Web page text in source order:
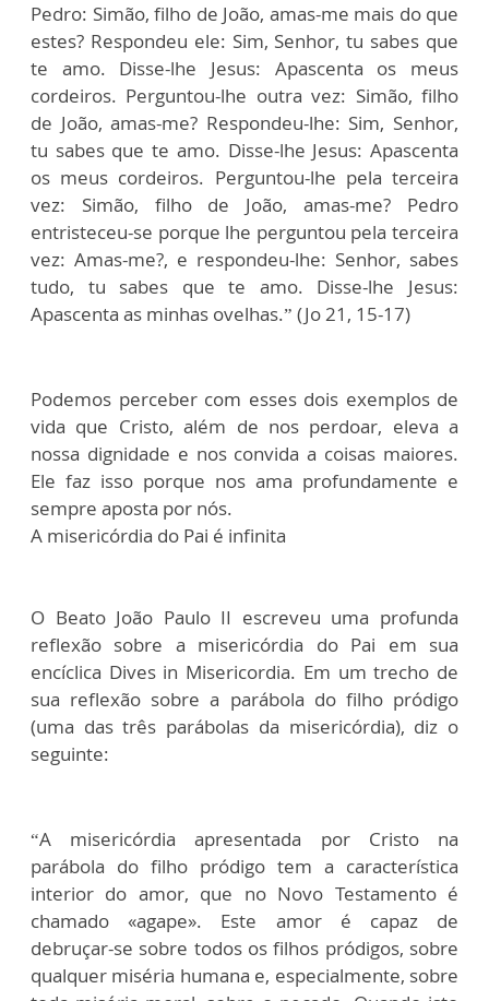
Pedro: Simão, filho de João, amas-me mais do que
estes? Respondeu ele: Sim, Senhor, tu sabes que
te amo. Disse-lhe Jesus: Apascenta os meus
cordeiros. Perguntou-lhe outra vez: Simão, filho
de João, amas-me? Respondeu-lhe: Sim, Senhor,
tu sabes que te amo. Disse-lhe Jesus: Apascenta
os meus cordeiros. Perguntou-lhe pela terceira
vez: Simão, filho de João, amas-me? Pedro
entristeceu-se porque lhe perguntou pela terceira
vez: Amas-me?, e respondeu-lhe: Senhor, sabes
tudo, tu sabes que te amo. Disse-lhe Jesus:
Apascenta as minhas ovelhas.” (Jo 21, 15-17)
Podemos perceber com esses dois exemplos de
vida que Cristo, além de nos perdoar, eleva a
nossa dignidade e nos convida a coisas maiores.
Ele faz isso porque nos ama profundamente e
sempre aposta por nós.
A misericórdia do Pai é infinita
O Beato João Paulo II escreveu uma profunda
reflexão sobre a misericórdia do Pai em sua
encíclica Dives in Misericordia. Em um trecho de
sua reflexão sobre a parábola do filho pródigo
(uma das três parábolas da misericórdia), diz o
seguinte:
“A misericórdia apresentada por Cristo na
parábola do filho pródigo tem a característica
interior do amor, que no Novo Testamento é
chamado «agape». Este amor é capaz de
debruçar-se sobre todos os filhos pródigos, sobre
qualquer miséria humana e, especialmente, sobre